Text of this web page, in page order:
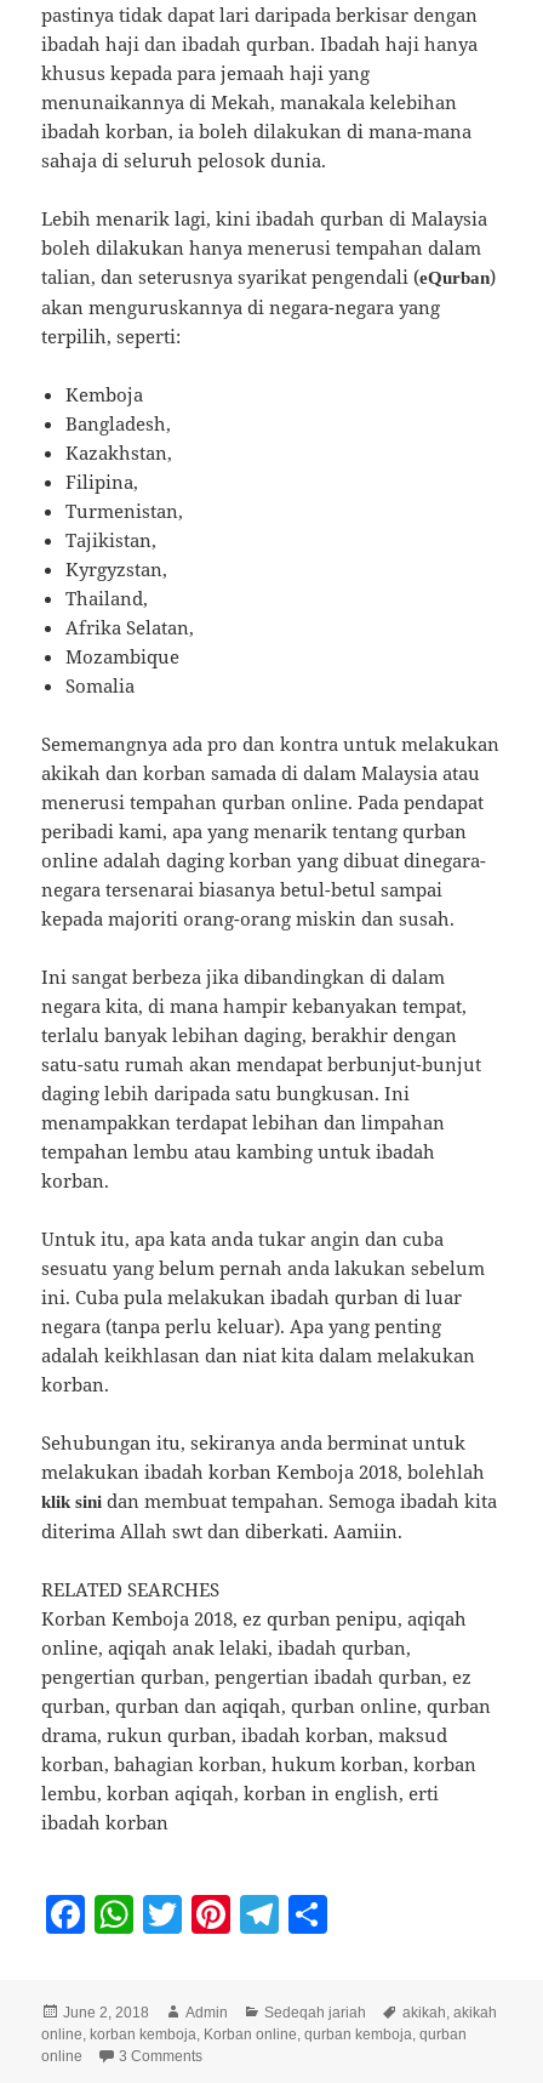
pastinya tidak dapat lari daripada berkisar dengan
ibadah haji dan ibadah qurban. Ibadah haji hanya
khusus kepada para jemaah haji yang
menunaikannya di Mekah, manakala kelebihan
ibadah korban, ia boleh dilakukan di mana-mana
sahaja di seluruh pelosok dunia.
Lebih menarik lagi, kini ibadah qurban di Malaysia
boleh dilakukan hanya menerusi tempahan dalam
talian, dan seterusnya syarikat pengendali (eQurban)
akan menguruskannya di negara-negara yang
terpilih, seperti:
Kemboja
Bangladesh,
Kazakhstan,
Filipina,
Turmenistan,
Tajikistan,
Kyrgyzstan,
Thailand,
Afrika Selatan,
Mozambique
Somalia
Sememangnya ada pro dan kontra untuk melakukan
akikah dan korban samada di dalam Malaysia atau
menerusi tempahan qurban online. Pada pendapat
peribadi kami, apa yang menarik tentang qurban
online adalah daging korban yang dibuat dinegara-
negara tersenarai biasanya betul-betul sampai
kepada majoriti orang-orang miskin dan susah.
Ini sangat berbeza jika dibandingkan di dalam
negara kita, di mana hampir kebanyakan tempat,
terlalu banyak lebihan daging, berakhir dengan
satu-satu rumah akan mendapat berbunjut-bunjut
daging lebih daripada satu bungkusan. Ini
menampakkan terdapat lebihan dan limpahan
tempahan lembu atau kambing untuk ibadah
korban.
Untuk itu, apa kata anda tukar angin dan cuba
sesuatu yang belum pernah anda lakukan sebelum
ini. Cuba pula melakukan ibadah qurban di luar
negara (tanpa perlu keluar). Apa yang penting
adalah keikhlasan dan niat kita dalam melakukan
korban.
Sehubungan itu, sekiranya anda berminat untuk
melakukan ibadah korban Kemboja 2018, bolehlah
klik sini dan membuat tempahan. Semoga ibadah kita
diterima Allah swt dan diberkati. Aamiin.
RELATED SEARCHES
Korban Kemboja 2018, ez qurban penipu, aqiqah
online, aqiqah anak lelaki, ibadah qurban,
pengertian qurban, pengertian ibadah qurban, ez
qurban, qurban dan aqiqah, qurban online, qurban
drama, rukun qurban, ibadah korban, maksud
korban, bahagian korban, hukum korban, korban
lembu, korban aqiqah, korban in english, erti
ibadah korban
F
e
b
W
s
A
T
er
Pi
es
T
grre
Posted
on
June 2, 2018 Author
Admin Categories
Sedeqah jariah Tags
akikah ,akikah
online ,korban kemboja Korban online ,qurban kemboja ,qurban
online
3 Commentson Ibadah korban Kemboja 2018